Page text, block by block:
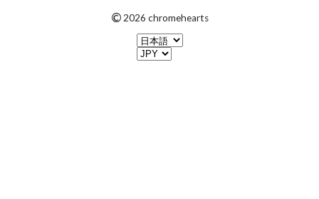
© 2026 chromehearts